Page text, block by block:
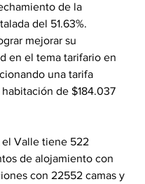
de la
del 51.63%.
mejorar su
en el tema tarifario en
una tarifa
de $184.037
Valle tiene 522
de alojamiento con
con 22552 camas y